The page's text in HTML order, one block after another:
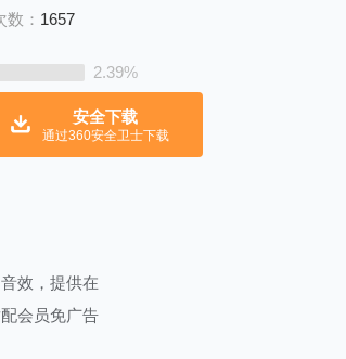
数： 1657
2.39%
安全下载
通过360安全卫士下载
效，提供在
会员免广告